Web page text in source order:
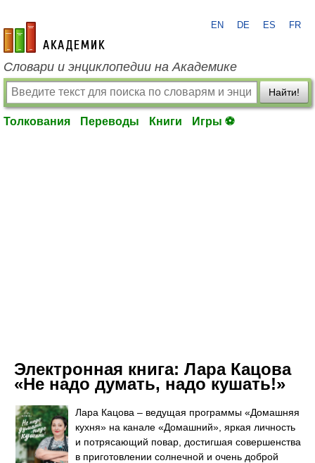
academic.ru
EN DE ES FR
Словари и энциклопедии на Академике
Найти!
Толкования Переводы Книги Игры ⚽
Электронная книга: Лара Кацова
«Не надо думать, надо кушать!»
Лара Кацова – ведущая программы «Домашняя
кухня» на канале «Домашний», яркая личность
и потрясающий повар, достигшая совершенства
в приготовлении солнечной и очень доброй